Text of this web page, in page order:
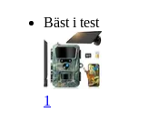
Bäst i test
1